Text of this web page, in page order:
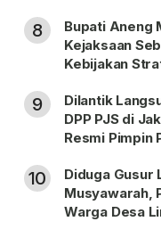
8
Bupati Aneng
Kejaksaan
Kebijakan
9
Dilantik
DPP PJS di
Resmi Pimpin
10
Diduga Gusur
Musyawarah,
Warga Desa